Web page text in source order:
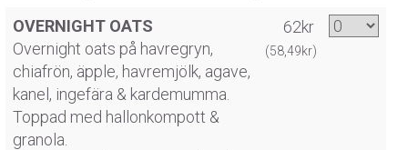
OVERNIGHT OATS
Overnight oats på havregryn,
chiafrön, äpple, havremjölk, agave,
kanel, ingefära & kardemumma.
Toppad med hallonkompott &
granola.
62kr
(58,49kr)